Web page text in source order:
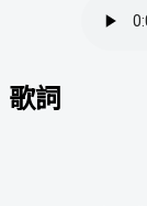
歌詞